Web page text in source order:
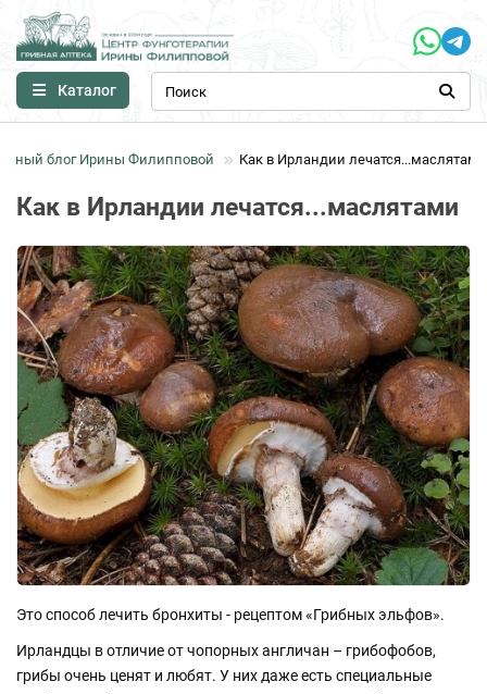
Каталог
блог Ирины Филипповой Как в Ирландии лечатся...маслятами
Как в Ирландии лечатся...маслятами
Это способ лечить бронхиты - рецептом «Грибных эльфов».
Ирландцы в отличие от чопорных англичан – грибофобов,
грибы очень ценят и любят. У них даже есть специальные